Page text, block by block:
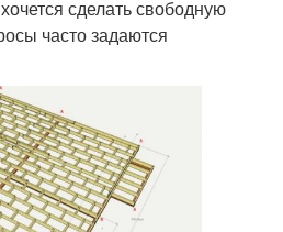
сделать свободную
часто задаются